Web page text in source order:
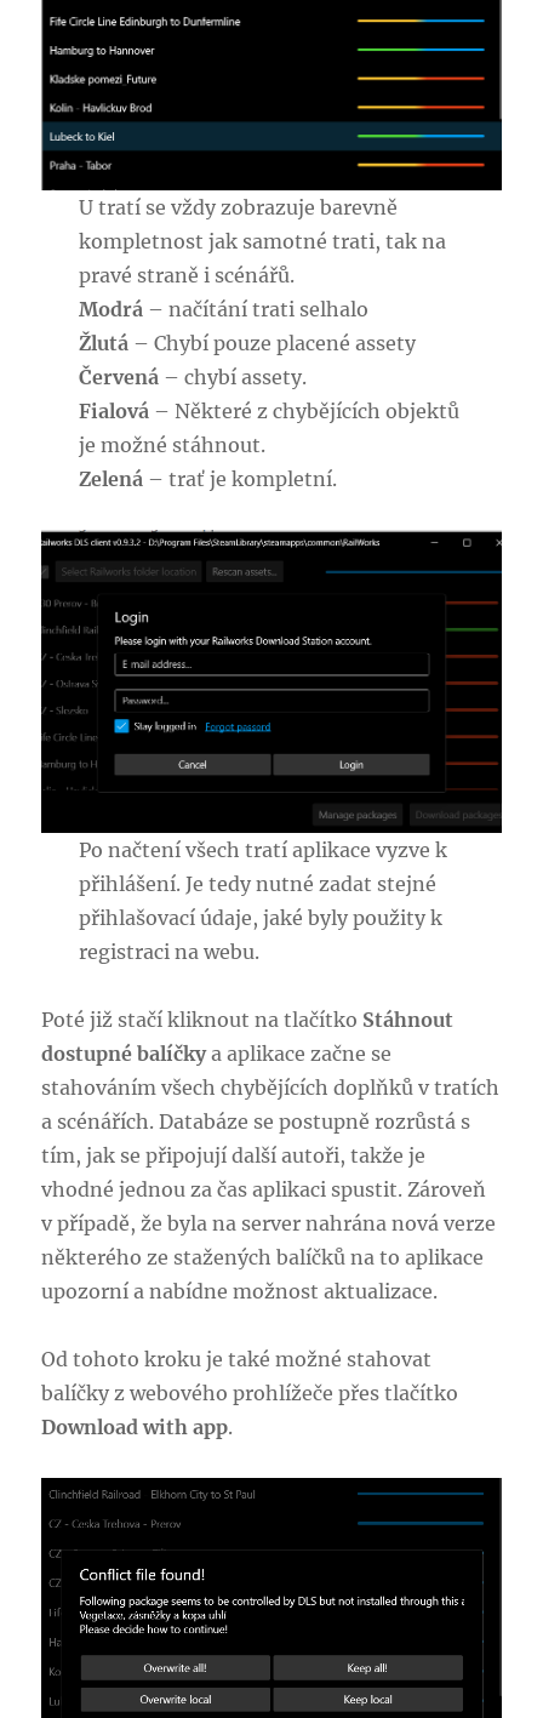
U tratí se vždy zobrazuje barevně
kompletnost jak samotné trati, tak na
pravé straně i scénářů.
Modrá – načítání trati selhalo
Žlutá– Chybí pouze placené assety
Červená – chybí assety.
Fialová – Některé z chybějících objektů
je možné stáhnout.
Zelená – trať je kompletní.
Po načtení všech tratí aplikace vyzve k
přihlášení. Je tedy nutné zadat stejné
přihlašovací údaje, jaké byly použity k
registraci na webu.
Poté již stačí kliknout na tlačítko Stáhnout
dostupné balíčkya aplikace začne se
stahováním všech chybějících doplňků v tratích
a scénářích. Databáze se postupně rozrůstá s
tím, jak se připojují další autoři, takže je
vhodné jednou za čas aplikaci spustit. Zároveň
v případě, že byla na server nahrána nová verze
některého ze stažených balíčků na to aplikace
upozorní a nabídne možnost aktualizace.
Od tohoto kroku je také možné stahovat
balíčky z webového prohlížeče přes tlačítko
Download with app.